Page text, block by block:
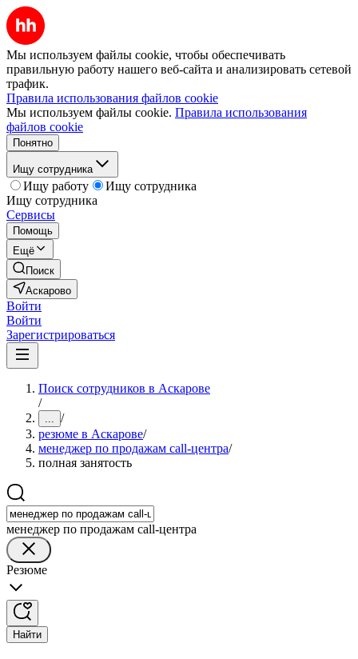
Мы используем файлы cookie, чтобы обеспечивать
правильную работу нашего веб-сайта и анализировать сетевой
трафик.
Правила использования файлов cookie
Мы используем файлы cookie. Правила использования
файлов cookie
Понятно
Ищу сотрудника
Ищу работу
Ищу сотрудника
Ищу сотрудника
Сервисы
Помощь
Ещё
Поиск
Аскарово
Войти
Войти
Зарегистрироваться
Поиск сотрудников в Аскарове
/
... /
резюме в Аскарове/
менеджер по продажам call-центра/
полная занятость
менеджер по продажам call-центра
Резюме
Найти